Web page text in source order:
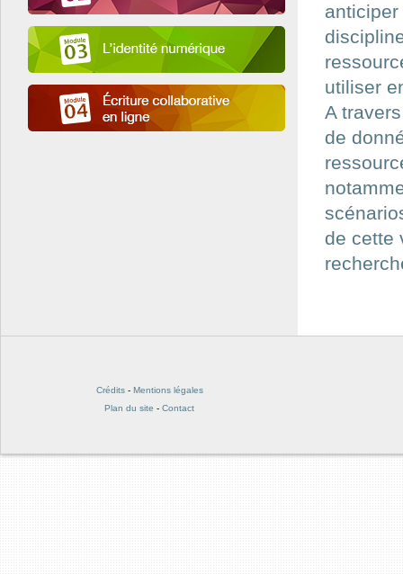
utiliser
A
de
de cette
Crédits- Mentions légales
Plan du site - Contact